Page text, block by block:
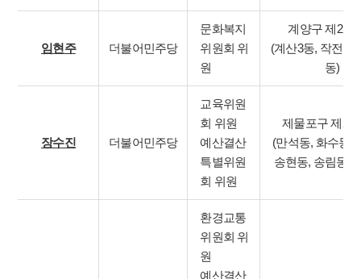
임현주 더불어민주당
문화복지
위원회 위
원
계양구 제2선
(계산3동, 작전1
동)
장수진 더불어민주당
교육위원
회 위원
예산결산
특별위원
회 위원
제물포구 제2
(만석동, 화수동,
송현동, 송림동,
환경교통
위원회 위
원
예산결산